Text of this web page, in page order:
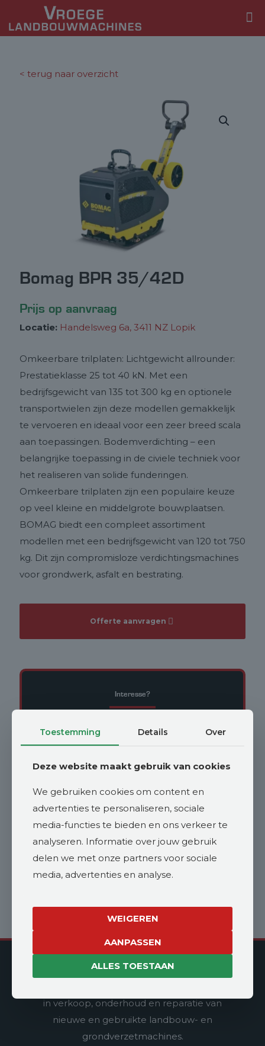
< terug naar overzicht
Bomag BPR 35/42D
Prijs op aanvraag
Locatie: Handelsweg 6a, 3411 NZ Lopik
Omkeerbare trilplaten: Lichtgewicht allrounder:
Prestatieklasse 25 tot 40 kN. Met een
bedrijfsgewicht van 135 tot 300 kg en optionele
transportwielen zijn deze modellen gemakkelijk
te vervoeren en ideaal voor een zeer breed scala
aan toepassingen. Bodemverdichting – een
belangrijke toepassing in de civiele techniek voor
het realiseren van solide funderingen.
Omkeerbare trilplaten zijn een populaire keuze
op veel kleine en middelgrote bouwplaatsen.
BOMAG biedt een compleet assortiment
modellen met een bedrijfsgewicht van 120 tot 750
kg. Dit zijn compromisloze verdichtingsmachines
voor grondwerk, asfalt en bestrating.
Offerte aanvragen
Interesse?
johan@vroegelandbouwmachines.nl
Offerte aanvragen
Vroege Landbouwmachines
in verkoop, onderhoud en reparatie van
nieuwe en gebruikte landbouw- en
grondverzetmachines.
Toestemming Details Over
Deze website maakt gebruik van cookies
We gebruiken cookies om content en
advertenties te personaliseren, sociale
media-functies te bieden en ons verkeer te
analyseren. Informatie over jouw gebruik
delen we met onze partners voor sociale
media, advertenties en analyse.
WEIGEREN
AANPASSEN
ALLES TOESTAAN